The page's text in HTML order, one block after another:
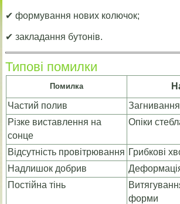
✔ формування нових колючок;
✔ закладання бутонів.
Типові помилки
Помилка
Частий полив
Різке виставлення на
сонце
Опіки
Відсутність провітрювання Грибкові
Надлишок добрив
Постійна тінь
форми